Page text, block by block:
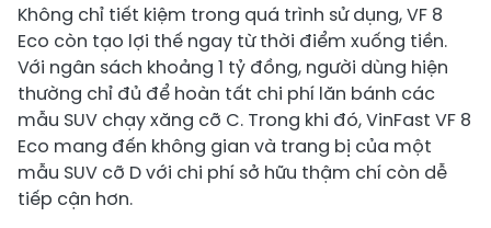
Không chỉ tiết kiệm trong quá trình sử dụng, VF 8
Eco còn tạo lợi thế ngay từ thời điểm xuống tiền.
Với ngân sách khoảng 1 tỷ đồng, người dùng hiện
thường chỉ đủ để hoàn tất chi phí lăn bánh các
mẫu SUV chạy xăng cỡ C. Trong khi đó, VinFast VF 8
Eco mang đến không gian và trang bị của một
mẫu SUV cỡ D với chi phí sở hữu thậm chí còn dễ
tiếp cận hơn.